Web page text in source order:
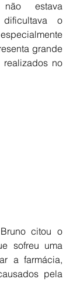
estava
o
grande
realizados no
citou o
sofreu uma
a farmácia,
pela